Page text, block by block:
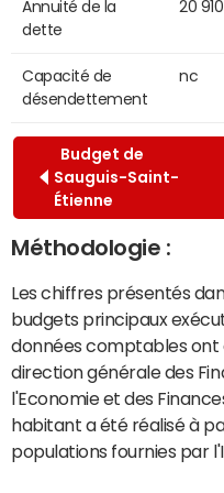
Annuité de la
dette
20
Capacité de
désendettement
nc
Budget de
Sauguis-Saint-
Étienne
Méthodologie :
Les chiffres présentés
budgets principaux
données comptables ont
direction générale des
l'Economie et des
habitant a été réalisé à
populations fournies par